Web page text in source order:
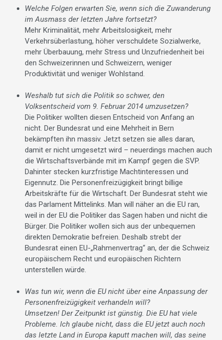
Welche Folgen erwarten Sie, wenn sich die Zuwanderung
im Ausmass der letzten Jahre fortsetzt?
Mehr Kriminalität, mehr Arbeitslosigkeit, mehr
Verkehrsüberlastung, höher verschuldete Sozialwerke,
mehr Überbauung, mehr Stress und Unzufriedenheit bei
den Schweizerinnen und Schweizern, weniger
Produktivität und weniger Wohlstand.
Weshalb tut sich die Politik so schwer, den
Volksentscheid vom 9. Februar 2014 umzusetzen?
Die Politiker wollten diesen Entscheid von Anfang an
nicht. Der Bundesrat und eine Mehrheit in Bern
bekämpften ihn massiv. Jetzt setzen sie alles daran,
damit er nicht umgesetzt wird – neuerdings machen auch
die Wirtschaftsverbände mit im Kampf gegen die SVP.
Dahinter stecken kurzfristige Machtinteressen und
Eigennutz. Die Personenfreizügigkeit bringt billige
Arbeitskräfte für die Wirtschaft. Der Bundesrat steht wie
das Parlament Mittelinks. Man will näher an die EU ran,
weil in der EU die Politiker das Sagen haben und nicht die
Bürger. Die Politiker wollen sich aus der unbequemen
direkten Demokratie befreien. Deshalb strebt der
Bundesrat einen EU-„Rahmenvertrag“ an, der die Schweiz
europäischem Recht und europäischen Richtern
unterstellen würde.
Was tun wir, wenn die EU nicht über eine Anpassung der
Personenfreizügigkeit verhandeln will?
Umsetzen! Der Zeitpunkt ist günstig. Die EU hat viele
Probleme. Ich glaube nicht, dass die EU jetzt auch noch
das letzte Land in Europa kaputt machen will, das seine